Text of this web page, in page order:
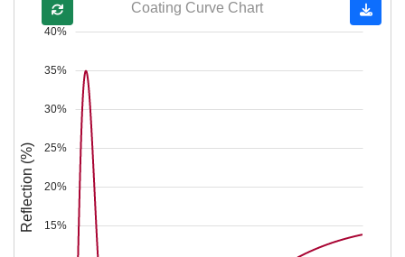
15%
20%
25%
30%
35%
40%
Reflection (%)
Coating Curve Chart